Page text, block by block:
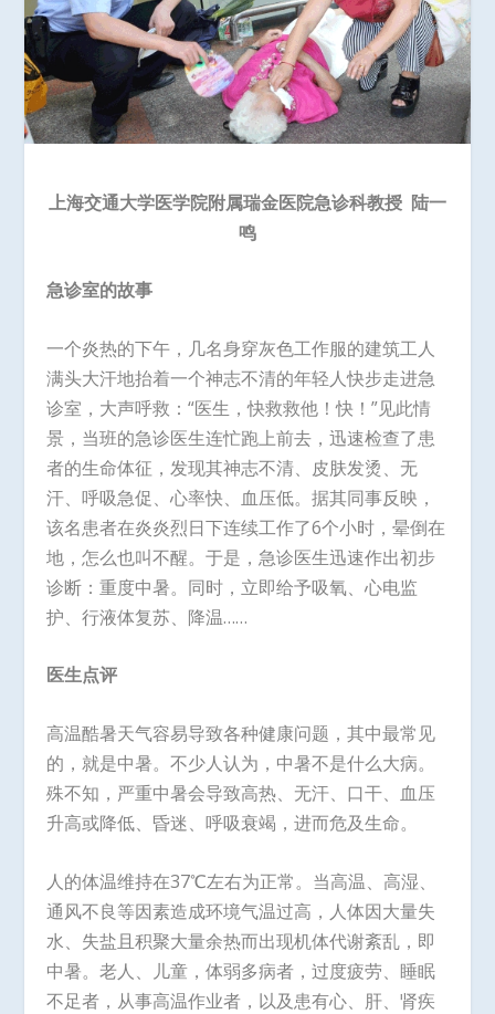
上海交通大学医学院附属瑞金医院急诊科教授 陆一
鸣
急诊室的故事
一个炎热的下午，几名身穿灰色工作服的建筑工人
满头大汗地抬着一个神志不清的年轻人快步走进急
诊室，大声呼救：“医生，快救救他！快！”见此情
景，当班的急诊医生连忙跑上前去，迅速检查了患
者的生命体征，发现其神志不清、皮肤发烫、无
汗、呼吸急促、心率快、血压低。据其同事反映，
该名患者在炎炎烈日下连续工作了6个小时，晕倒在
地，怎么也叫不醒。于是，急诊医生迅速作出初步
诊断：重度中暑。同时，立即给予吸氧、心电监
护、行液体复苏、降温……
医生点评
高温酷暑天气容易导致各种健康问题，其中最常见
的，就是中暑。不少人认为，中暑不是什么大病。
殊不知，严重中暑会导致高热、无汗、口干、血压
升高或降低、昏迷、呼吸衰竭，进而危及生命。
人的体温维持在37℃左右为正常。当高温、高湿、
通风不良等因素造成环境气温过高，人体因大量失
水、失盐且积聚大量余热而出现机体代谢紊乱，即
中暑。老人、儿童，体弱多病者，过度疲劳、睡眠
不足者，从事高温作业者，以及患有心、肝、肾疾